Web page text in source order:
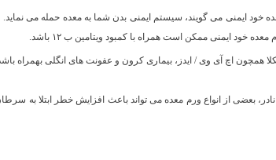
خود ایمنی می گویند، سیستم ایمنی بدن شما به معده حمله می نماید.
اچ آی وی / ایدز، بیماری کرون و عفونت های انگلی بهمراه
بعضی از انواع ورم معده می تواند باعث افزایش خطر ابتلا به